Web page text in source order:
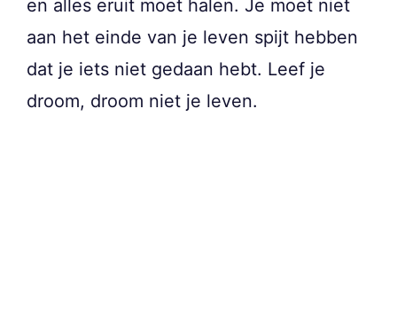
en alles eruit moet halen. Je moet niet
aan het einde van je leven spijt hebben
dat je iets niet gedaan hebt. Leef je
droom, droom niet je leven.